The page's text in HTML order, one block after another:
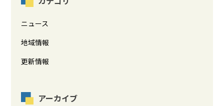
ニュース
地域情報
更新情報
アーカイブ